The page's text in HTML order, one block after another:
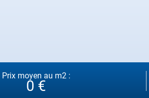
Prix moyen au m2 :
0 €